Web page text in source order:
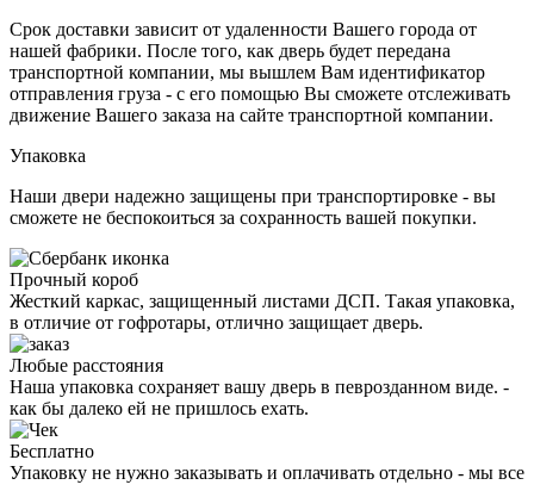
Срок доставки зависит от удаленности Вашего города от
нашей фабрики. После того, как дверь будет передана
транспортной компании, мы вышлем Вам идентификатор
отправления груза - с его помощью Вы сможете отслеживать
движение Вашего заказа на сайте транспортной компании.
Упаковка
Наши двери надежно защищены при транспортировке - вы
сможете не беспокоиться за сохранность вашей покупки.
Прочный короб
Жесткий каркас, защищенный листами ДСП. Такая упаковка,
в отличие от гофротары, отлично защищает дверь.
Любые расстояния
Наша упаковка сохраняет вашу дверь в певрозданном виде. -
как бы далеко ей не пришлось ехать.
Бесплатно
Упаковку не нужно заказывать и оплачивать отдельно - мы все